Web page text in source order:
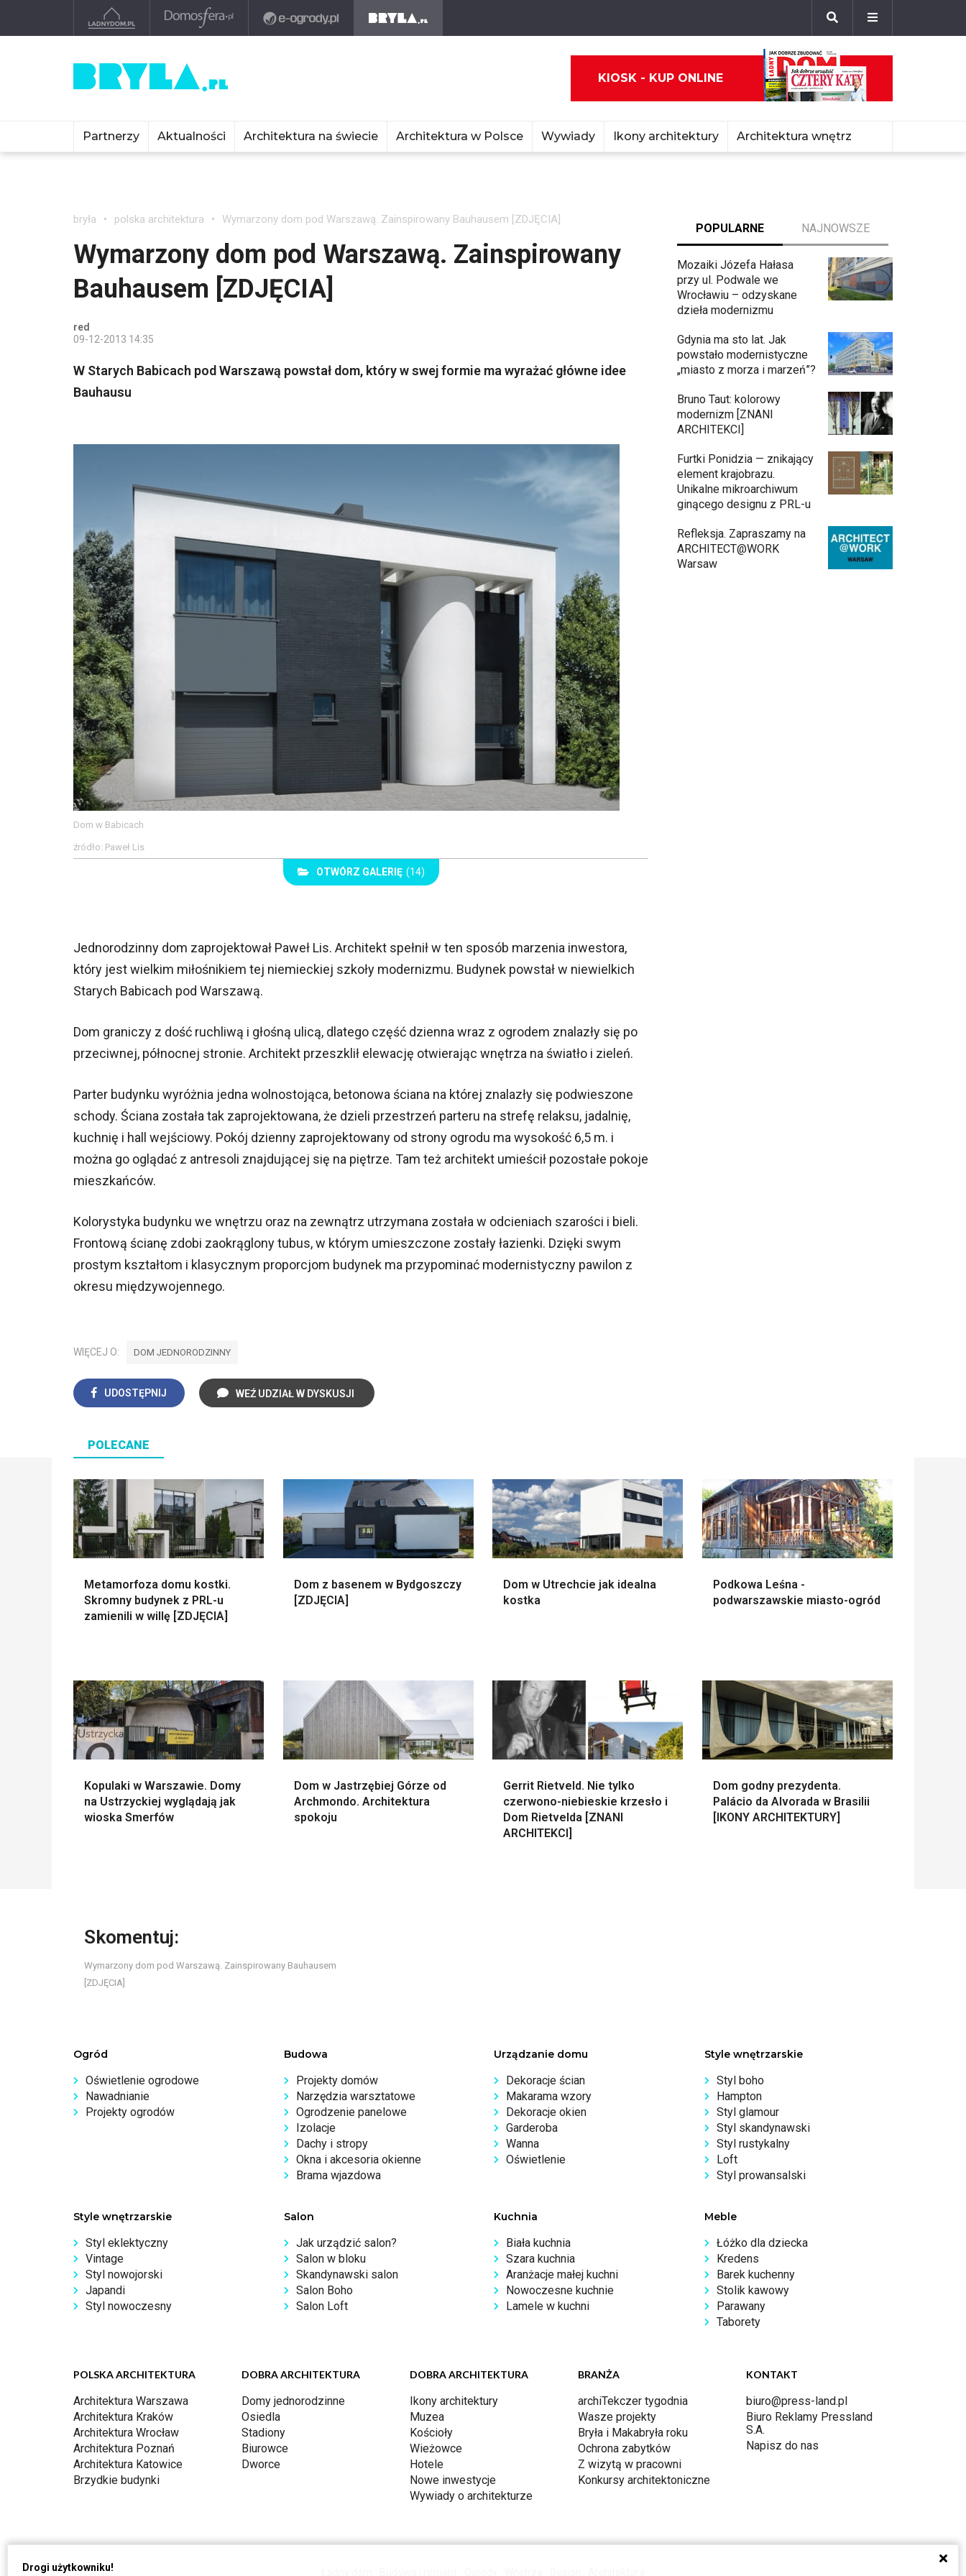
KIOSK - KUP ONLINE
Partnerzy Aktualności Architektura na świecie Architektura w Polsce Wywiady Ikony architektury Architektura wnętrz
bryła polska architektura Wymarzony dom pod Warszawą. Zainspirowany Bauhausem [ZDJĘCIA]
Wymarzony dom pod Warszawą. Zainspirowany
Bauhausem [ZDJĘCIA]
red
09-12-2013 14:35
W Starych Babicach pod Warszawą powstał dom, który w swej formie ma wyrażać główne idee
Bauhausu
Dom w Babicach
źródło: Paweł Lis
OTWÓRZ GALERIĘ (14)
Jednorodzinny dom zaprojektował Paweł Lis. Architekt spełnił w ten sposób marzenia inwestora,
który jest wielkim miłośnikiem tej niemieckiej szkoły modernizmu. Budynek powstał w niewielkich
Starych Babicach pod Warszawą.
Dom graniczy z dość ruchliwą i głośną ulicą, dlatego część dzienna wraz z ogrodem znalazły się po
przeciwnej, północnej stronie. Architekt przeszklił elewację otwierając wnętrza na światło i zieleń.
Parter budynku wyróżnia jedna wolnostojąca, betonowa ściana na której znalazły się podwieszone
schody. Ściana została tak zaprojektowana, że dzieli przestrzeń parteru na strefę relaksu, jadalnię,
kuchnię i hall wejściowy. Pokój dzienny zaprojektowany od strony ogrodu ma wysokość 6,5 m. i
można go oglądać z antresoli znajdującej się na piętrze. Tam też architekt umieścił pozostałe pokoje
mieszkańców.
Kolorystyka budynku we wnętrzu oraz na zewnątrz utrzymana została w odcieniach szarości i bieli.
Frontową ścianę zdobi zaokrąglony tubus, w którym umieszczone zostały łazienki. Dzięki swym
prostym kształtom i klasycznym proporcjom budynek ma przypominać modernistyczny pawilon z
okresu międzywojennego.
WIĘCEJ O: DOM JEDNORODZINNY
UDOSTĘPNIJ WEŹ UDZIAŁ W DYSKUSJI
POPULARNE NAJNOWSZE
Mozaiki Józefa Hałasa
przy ul. Podwale we
Wrocławiu – odzyskane
dzieła modernizmu
Gdynia ma sto lat. Jak
powstało modernistyczne
„miasto z morza i marzeń”?
Bruno Taut: kolorowy
modernizm [ZNANI
ARCHITEKCI]
Furtki Ponidzia — znikający
element krajobrazu.
Unikalne mikroarchiwum
ginącego designu z PRL-u
Refleksja. Zapraszamy na
ARCHITECT@WORK
Warsaw
POLECANE
Metamorfoza domu kostki.
Skromny budynek z PRL-u
zamienili w willę [ZDJĘCIA]
Dom z basenem w Bydgoszczy
[ZDJĘCIA]
Dom w Utrechcie jak idealna
kostka
Podkowa Leśna -
podwarszawskie miasto-ogród
Kopulaki w Warszawie. Domy
na Ustrzyckiej wyglądają jak
wioska Smerfów
Dom w Jastrzębiej Górze od
Archmondo. Architektura
spokoju
Gerrit Rietveld. Nie tylko
czerwono-niebieskie krzesło i
Dom Rietvelda [ZNANI
ARCHITEKCI]
Dom godny prezydenta.
Palácio da Alvorada w Brasilii
[IKONY ARCHITEKTURY]
Skomentuj:
Wymarzony dom pod Warszawą. Zainspirowany Bauhausem
[ZDJĘCIA]
Ogród
Oświetlenie ogrodowe
Nawadnianie
Projekty ogrodów
Budowa
Projekty domów
Narzędzia warsztatowe
Ogrodzenie panelowe
Izolacje
Dachy i stropy
Okna i akcesoria okienne
Brama wjazdowa
Urządzanie domu
Dekoracje ścian
Makarama wzory
Dekoracje okien
Garderoba
Wanna
Oświetlenie
Style wnętrzarskie
Styl boho
Hampton
Styl glamour
Styl skandynawski
Styl rustykalny
Loft
Styl prowansalski
Style wnętrzarskie
Styl eklektyczny
Vintage
Styl nowojorski
Japandi
Styl nowoczesny
Salon
Jak urządzić salon?
Salon w bloku
Skandynawski salon
Salon Boho
Salon Loft
Kuchnia
Biała kuchnia
Szara kuchnia
Aranżacje małej kuchni
Nowoczesne kuchnie
Lamele w kuchni
Meble
Łóżko dla dziecka
Kredens
Barek kuchenny
Stolik kawowy
Parawany
Taborety
POLSKA ARCHITEKTURA
Architektura Warszawa
Architektura Kraków
Architektura Wrocław
Architektura Poznań
Architektura Katowice
Brzydkie budynki
DOBRA ARCHITEKTURA
Domy jednorodzinne
Osiedla
Stadiony
Biurowce
Dworce
DOBRA ARCHITEKTURA
Ikony architektury
Muzea
Kościoły
Wieżowce
Hotele
Nowe inwestycje
Wywiady o architekturze
BRANŻA
archiTekczer tygodnia
Wasze projekty
Bryła i Makabryła roku
Ochrona zabytków
Z wizytą w pracowni
Konkursy architektoniczne
KONTAKT
biuro@press-land.pl
Biuro Reklamy Pressland
S.A.
Napisz do nas
Drogi użytkowniku!